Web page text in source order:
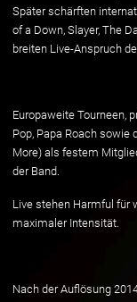
Später schärften
of a Down, Slayer, The
breiten Live-Anspruch
Europaweite Tourneen,
Pop, Papa Roach sowie
More) als festem
der Band.
Live stehen Harmful für
maximaler Intensität.
Nach der Auflösung